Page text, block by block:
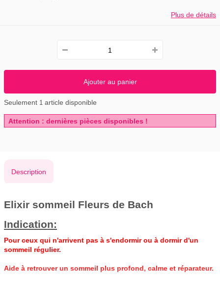
Plus de détails
Ajouter au panier
Seulement 1 article disponible
Attention : dernières pièces disponibles !
Description
Elixir sommeil Fleurs de Bach
Indication:
Pour ceux qui n'arrivent pas à s'endormir ou à dormir d'un
sommeil régulier.
Aide à retrouver un sommeil plus profond, calme et réparateur.